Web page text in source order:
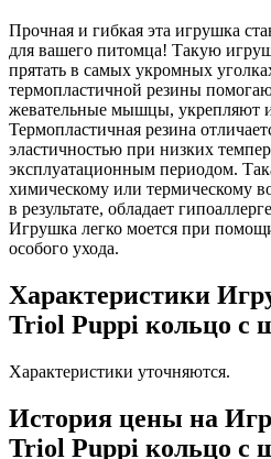
Прочная и гибкая эта игрушка
для вашего питомца! Такую
прятать в самых укромных
термопластичной резины
жевательные мышцы, укрепляют
Термопластичная резина
эластичностью при низких
эксплуатационным периодом.
химическому или термическому
в результате, обладает
Игрушка легко моется при
особого ухода.
Характеристики
Triol Puppi кольцо с
Характеристики уточняются.
История цены на
Triol Puppi кольцо с